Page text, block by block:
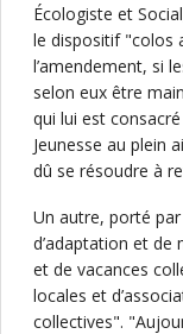
Écologiste et
le dispositif "colos
l’amendement, si
selon eux être
qui lui est
Jeunesse au plein
dû se résoudre à
Un autre, porté
d’adaptation et de
et de vacances
locales et
collectives".